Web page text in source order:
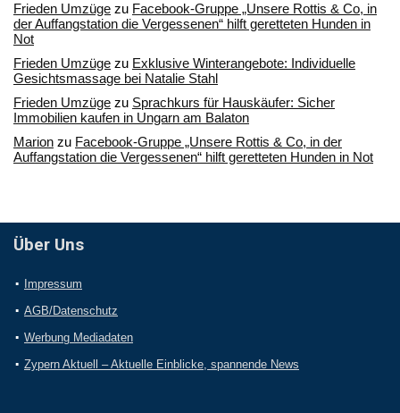
Frieden Umzüge zu Facebook-Gruppe „Unsere Rottis & Co, in
der Auffangstation die Vergessenen“ hilft geretteten Hunden in
Not
Frieden Umzüge zu Exklusive Winterangebote: Individuelle
Gesichtsmassage bei Natalie Stahl
Frieden Umzüge zu Sprachkurs für Hauskäufer: Sicher
Immobilien kaufen in Ungarn am Balaton
Marion zu Facebook-Gruppe „Unsere Rottis & Co, in der
Auffangstation die Vergessenen“ hilft geretteten Hunden in Not
Über Uns
Impressum
AGB/Datenschutz
Werbung Mediadaten
Zypern Aktuell – Aktuelle Einblicke, spannende News